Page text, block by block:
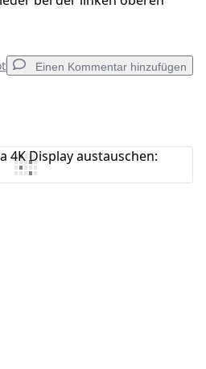
Einen Kommentar hinzufügen